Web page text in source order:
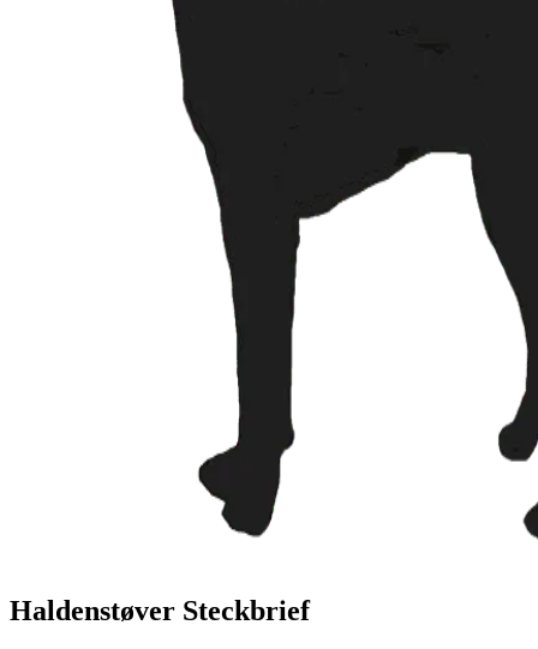
Haldenstøver Steckbrief